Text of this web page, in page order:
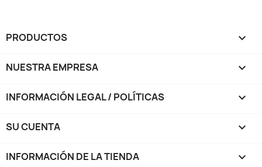
PRODUCTOS 
NUESTRA EMPRESA 
INFORMACIÓN LEGAL / POLÍTICAS 
SU CUENTA 
INFORMACIÓN DE LA TIENDA keyboard_arrow_down